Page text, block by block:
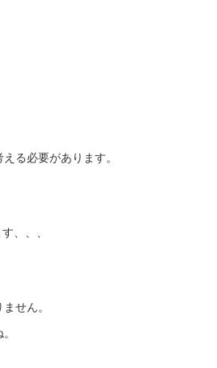
る必要があります。
、、、
せん。